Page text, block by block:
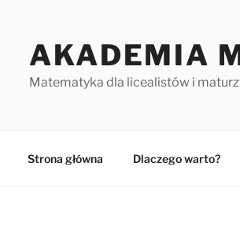
AKADEMIA
Matematyka dla licealistów i
Strona główna Dlaczego warto?